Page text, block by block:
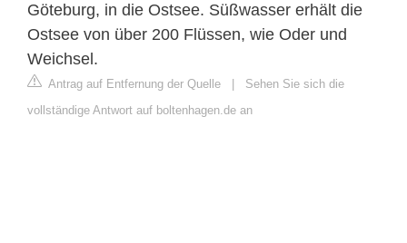
Göteburg, in die Ostsee. Süßwasser erhält die
Ostsee von über 200 Flüssen, wie Oder und
Weichsel.
Antrag auf Entfernung der Quelle
Sehen Sie sich die
vollständige Antwort auf boltenhagen.de an